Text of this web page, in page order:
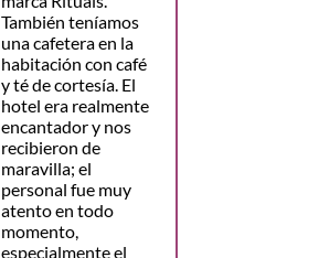
También teníamos
una cafetera en la
habitación con café
y té de cortesía. El
hotel era realmente
encantador y nos
recibieron de
maravilla; el
personal fue muy
atento en todo
momento,
especialmente el